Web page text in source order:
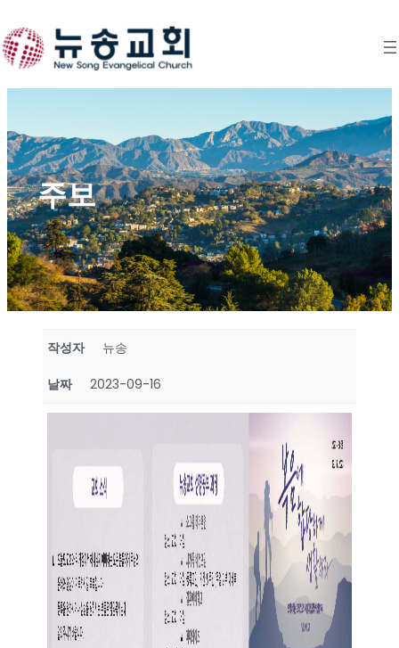
to
content
주보
작성자 뉴송
날짜 2023-09-16